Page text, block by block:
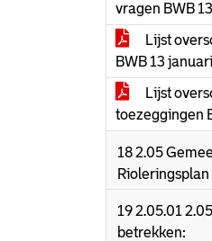
vragen BWB
Lijst
BWB 13
Lijst
toezeggingen
18 2.05
19 2.05.01
betrekken: